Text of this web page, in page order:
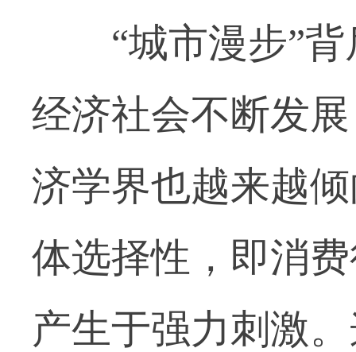
“城市漫步”背
经济社会不断发
济学界也越来越
体选择性，即消
产生于强力刺激